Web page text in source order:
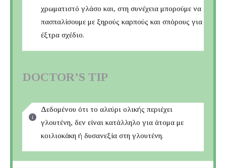
χρωματιστό γλάσο και, στη συνέχεια μπορούμε να
πασπαλίσουμε με ξηρούς καρπούς και σπόρους για
έξτρα σχέδιο.
DOCTOR’S TIP
Δεδομένου ότι το αλεύρι ολικής περιέχει
γλουτένη, δεν είναι κατάλληλο για άτομα με
κοιλιοκάκη ή δυσανεξία στη γλουτένη.